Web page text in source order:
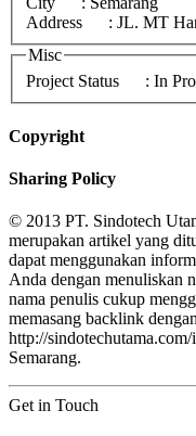
Address
: JL. MT
Misc
Project Status
: In
Copyright
Sharing Policy
© 2013 PT. Sindotech
merupakan artikel yang
dapat menggunakan
Anda dengan menuliskan
nama penulis cukup
memasang backlink
http://
Semarang.
Get in Touch